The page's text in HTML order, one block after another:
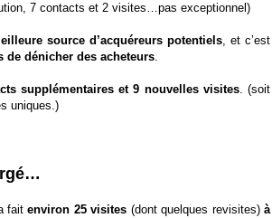
7 contacts et 2 visites…pas exceptionnel)
source d’acquéreurs potentiels, et c’est
de dénicher des acheteurs.
supplémentaires et 9 nouvelles visites. (soit
uniques.)
faitenviron 25 visites (dont quelques revisites) à